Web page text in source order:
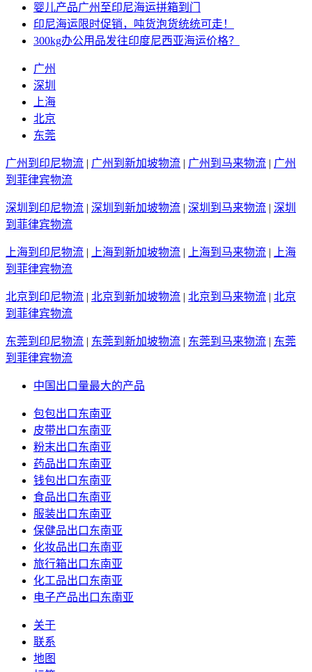
婴儿产品广州至印尼海运拼箱到门
印尼海运限时促销，吨货泡货统统可走！
300kg办公用品发往印度尼西亚海运价格？
广州
深圳
上海
北京
东莞
广州到印尼物流 | 广州到新加坡物流 | 广州到马来物流 | 广州
到菲律宾物流
深圳到印尼物流 | 深圳到新加坡物流 | 深圳到马来物流 | 深圳
到菲律宾物流
上海到印尼物流 | 上海到新加坡物流 | 上海到马来物流 |
上海
到菲律宾物流
北京到印尼物流 | 北京到新加坡物流 | 北京到马来物流 | 北京
到菲律宾物流
东莞到印尼物流 | 东莞到新加坡物流 | 东莞到马来物流 | 东莞
到菲律宾物流
中国出口量最大的产品
包包出口东南亚
皮带出口东南亚
粉末出口东南亚
药品出口东南亚
钱包出口东南亚
食品出口东南亚
服装出口东南亚
保健品出口东南亚
化妆品出口东南亚
旅行箱出口东南亚
化工品出口东南亚
电子产品出口东南亚
关于
联系
地图